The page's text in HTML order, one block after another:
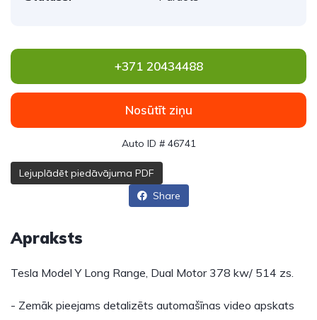
+371 20434488
Nosūtīt ziņu
Auto ID # 46741
Lejuplādēt piedāvājuma PDF
Share
Apraksts
Tesla Model Y Long Range, Dual Motor 378 kw/ 514 zs.
- Zemāk pieejams detalizēts automašīnas video apskats